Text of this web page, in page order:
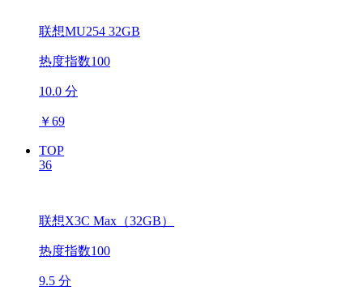
联想MU254 32GB
热度指数100
10.0 分
￥69
TOP
36
联想X3C Max（32GB）
热度指数100
9.5 分